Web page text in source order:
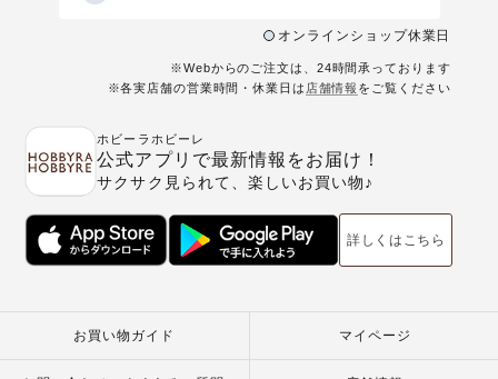
オンラインショップ休業日
※Webからのご注文は、24時間承っております
※各実店舗の営業時間・休業日は 店舗情報 をご覧ください
ホビーラホビーレ
公式アプリで最新情報をお届け！
サクサク見られて、楽しいお買い物♪
詳しくはこちら
お買い物ガイド マイページ